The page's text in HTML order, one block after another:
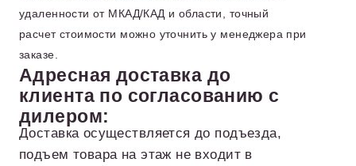
удаленности от МКАД/КАД и области, точный
расчет стоимости можно уточнить у менеджера при
заказе.
Адресная доставка до
клиента по согласованию с
дилером:
Доставка осуществляется до подъезда,
подъем товара на этаж не входит в